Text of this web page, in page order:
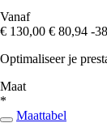
Vanaf
€ 130,00 € 80,94 -
Optimaliseer je
Maat
*
Maattabel